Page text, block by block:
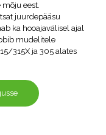
eest.
juurdepääsu
ka hooajavälisel ajal
mudelitele
315X ja 305 alates